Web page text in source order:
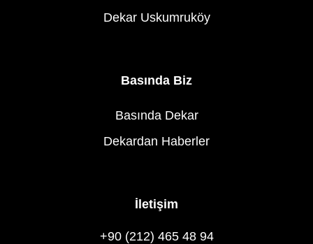
Dekar Uskumruköy
Basında Biz
Basında Dekar
Dekardan Haberler
İletişim
+90 (212) 465 48 94